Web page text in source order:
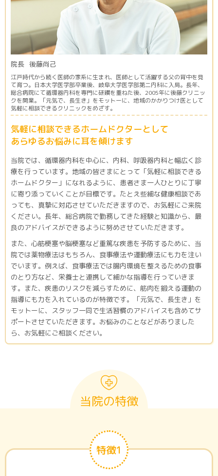
院長 後藤尚己
江戸時代から続く医師の家系に生まれ、医師として活躍する父の背中を見
て育つ。日本大学医学部卒業後、岐阜大学医学部第二内科に入局。長年、
総合病院にて循環器内科を専門に研鑽を重ねた後、2005年に後藤クリニッ
クを開業。「元気で、長生き」をモットーに、地域のかかりつけ医として
気軽に相談できるクリニックをめざす。
気軽に相談できるホームドクターとして
あらゆるお悩みに耳を傾けます
当院では、循環器内科を中心に、内科、呼吸器内科と幅広く診
療を行っています。地域の皆さまにとって「気軽に相談できる
ホームドクター」になれるように、患者さま一人ひとりに丁寧
に寄り添っていくことが目標です。たとえ些細な健康相談であ
っても、真摯に対応させていただきますので、お気軽にご来院
ください。長年、総合病院で勤務してきた経験と知識から、最
良のアドバイスができるように努めさせていただきます。
また、心筋梗塞や脳梗塞など重篤な疾患を予防するために、当
院では薬物療法はもちろん、食事療法や運動療法にも力を注い
でいます。例えば、食事療法では腸内環境を整えるための食事
のとり方など、栄養士と連携して細かな指導を行っていきま
す。また、疾患のリスクを減らすために、筋肉を鍛える運動の
指導にも力を入れているのが特徴です。「元気で、長生き」を
モットーに、スタッフ一同で生活習慣のアドバイスも含めてサ
ポートさせていただきます。お悩みのことなどがありました
ら、お気軽にご相談ください。
当院の特徴
特徴1